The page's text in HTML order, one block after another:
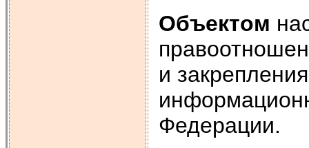
Объектом
и
Федерации.